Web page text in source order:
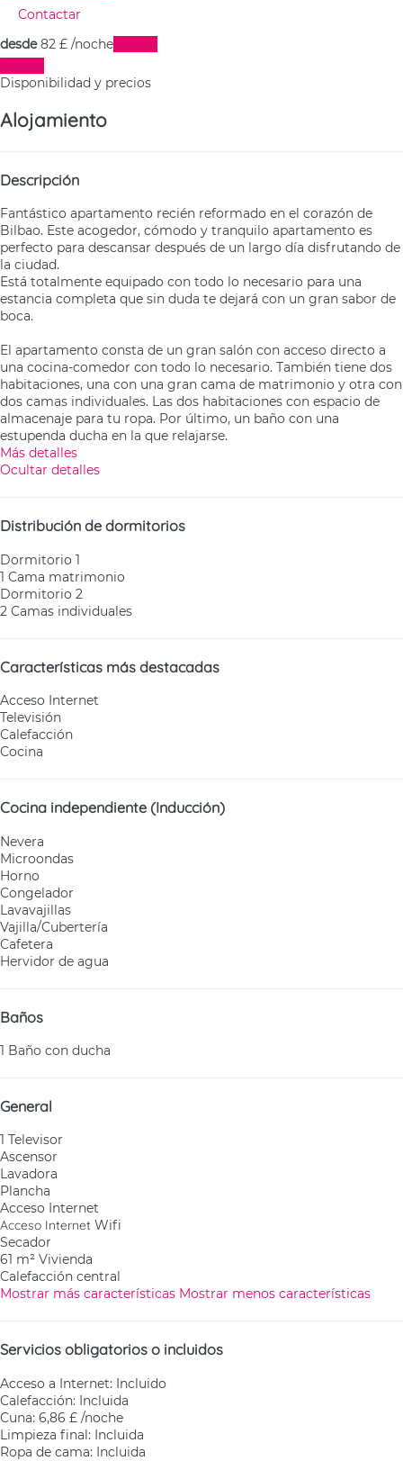
Contactar
desde82 £ /noche
Disponibilidad y precios
Alojamiento
Descripción
Fantástico apartamento recién reformado en el corazón de
Bilbao. Este acogedor, cómodo y tranquilo apartamento es
perfecto para descansar después de un largo día disfrutando de
la ciudad.
Está totalmente equipado con todo lo necesario para una
estancia completa que sin duda te dejará con un gran sabor de
boca.
El apartamento consta de un gran salón con acceso directo a
una cocina-comedor con todo lo necesario. También tiene dos
habitaciones, una con una gran cama de matrimonio y otra con
dos camas individuales. Las dos habitaciones con espacio de
almacenaje para tu ropa. Por último, un baño con una
estupenda ducha en la que relajarse.
Más detalles
Ocultar detalles
Distribución de dormitorios
Dormitorio 1
1 Cama matrimonio
Dormitorio 2
2 Camas individuales
Características más destacadas
Acceso Internet
Televisión
Calefacción
Cocina
Cocina independiente (Inducción)
Nevera
Microondas
Horno
Congelador
Lavavajillas
Vajilla/Cubertería
Cafetera
Hervidor de agua
Baños
1 Baño con ducha
General
1 Televisor
Ascensor
Lavadora
Plancha
Acceso Internet
Acceso Internet Wifi
Secador
61 m² Vivienda
Calefacción central
Mostrar más características Mostrar menos características
Servicios obligatorios o incluidos
Acceso a Internet: Incluido
Calefacción: Incluida
Cuna: 6,86 £ /noche
Limpieza final: Incluida
Ropa de cama: Incluida